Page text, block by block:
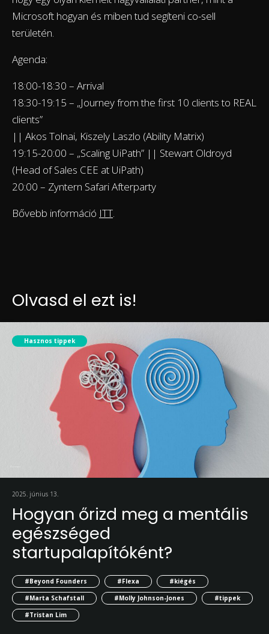
Microsoft hogyan és miben tud segíteni co-sell
területén.
Agenda:
18:00-18:30 – Arrival
18:30-19:15 – „Journey from the first 10 clients to REAL
clients”
|| Akos Tolnai, Kiszely Laszlo (Ability Matrix)
19:15-20:00 – „Scaling UiPath” || Stewart Oldroyd
(Head of Sales CEE at UiPath)
20:00 – Zyntern Safari Afterparty
Bővebb információ ITT.
Olvasd el ezt is!
Hasznos tippek
2025. június 13.
Hogyan őrizd meg a mentális
egészséged
startupalapítóként?
#Beyond Founders #Flexa
#kiégés
#Marta Schafstall
#Molly Johnson-Jones
#tippek
#Tristan Lim